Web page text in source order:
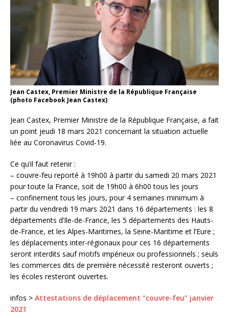
Jean Castex, Premier Ministre de la République Française
(photo Facebook Jean Castex)
Jean Castex, Premier Ministre de la République Française, a fait
un point jeudi 18 mars 2021 concernant la situation actuelle
liée au Coronavirus Covid-19.
Ce qu’il faut retenir :
– couvre-feu reporté à 19h00 à partir du samedi 20 mars 2021
pour toute la France, soit de 19h00 à 6h00 tous les jours
– confinement tous les jours, pour 4 semaines minimum à
partir du vendredi 19 mars 2021 dans 16 départements : les 8
départements d’Ile-de-France, les 5 départements des Hauts-
de-France, et les Alpes-Maritimes, la Seine-Maritime et l’Eure ;
les déplacements inter-régionaux pour ces 16 départements
seront interdits sauf motifs impérieux ou professionnels ; seuls
les commerces dits de première nécessité resteront ouverts ;
les écoles resteront ouvertes.
infos > Attestations de déplacement “couvre-feu” janvier
2021